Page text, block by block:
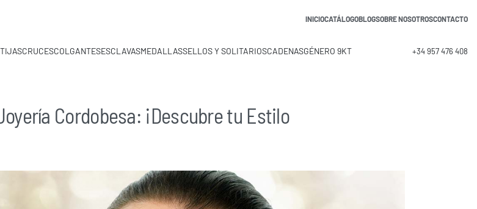
INICIOCATÁLOGOBLOGSOBRE NOSOTROSCONTACTO
CRUCESCOLGANTESESCLAVASMEDALLASSELLOS Y SOLITARIOSCADENASGÉNERO 9KT
+34 957 476 408
Cordobesa: ¡Descubre tu Estilo